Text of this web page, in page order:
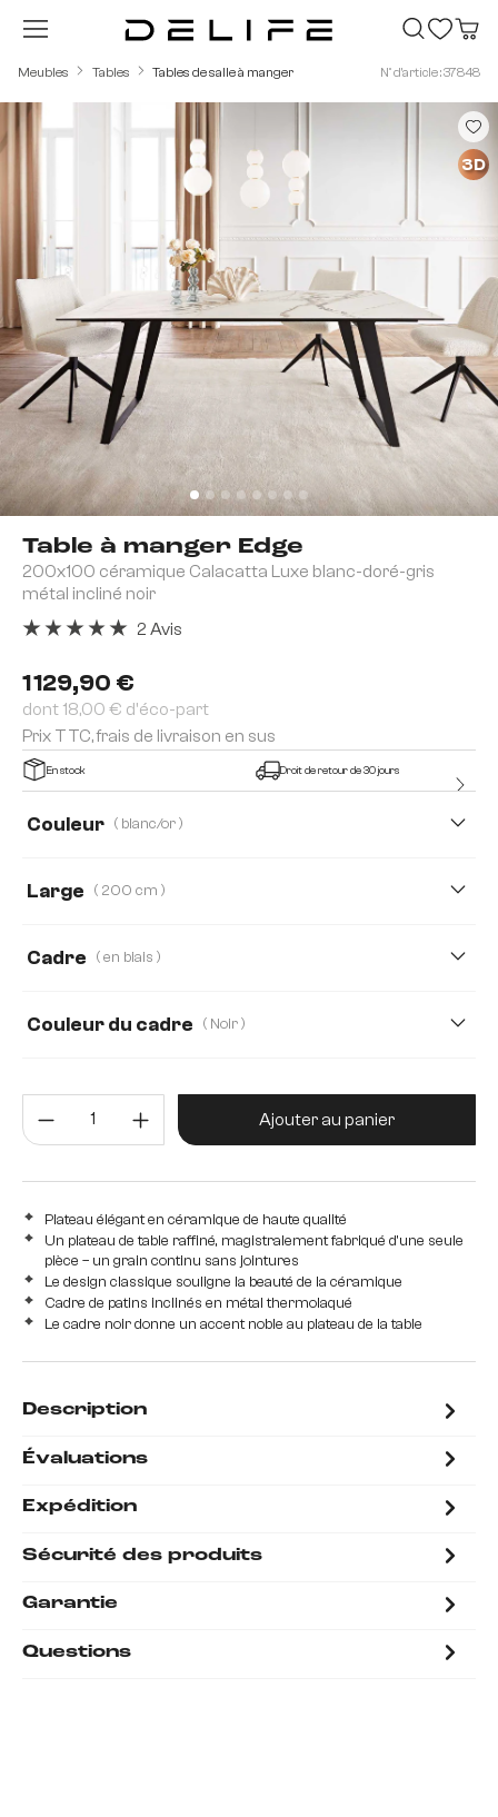
Passer au contenu principal
Meubles Tables Tables de salle à manger N° d'article : 37848
Table à manger Edge
200x100 céramique Calacatta Luxe blanc-doré-gris
métal incliné noir
1 129,90 €
dont 18,00 € d'éco-part
Prix TTC, frais de livraison en sus
2 Avis
En stock Droit de retour de 30 jours
Couleur ( blanc/or )
Large ( 200 cm )
Cadre ( en biais )
Couleur du cadre ( Noir )
Quantité de produit : Entrez la
Ajouter au panier
Plateau élégant en céramique de haute qualité
Un plateau de table raffiné, magistralement fabriqué d'une seule
pièce – un grain continu sans jointures
Le design classique souligne la beauté de la céramique
Cadre de patins inclinés en métal thermolaqué
Le cadre noir donne un accent noble au plateau de la table
Ignorer la galerie d'images
3D
Description
Évaluations
Expédition
Sécurité des produits
Garantie
Questions